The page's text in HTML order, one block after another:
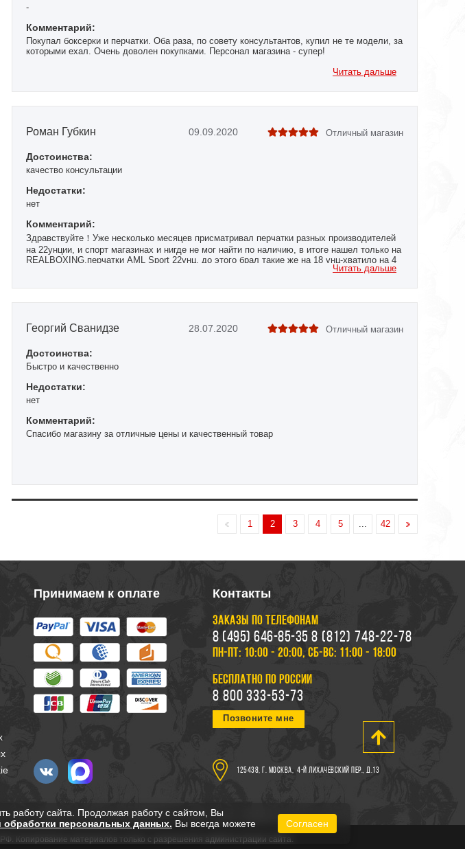
-
Комментарий:
Покупал боксерки и перчатки. Оба раза, по совету консультантов, купил не те модели, за
которыми ехал. Очень доволен покупками. Персонал магазина - супер!
Читать дальше
Роман Губкин 09.09.2020 Отличный магазин
Достоинства:
качество консультации
Недостатки:
нет
Комментарий:
Здравствуйте！Уже несколько месяцев присматривал перчатки разных производителей
на 22унции, и спорт магазинах и нигде не мог найти по наличию, в итоге нашел только на
REALBOXING,перчатки AML Sport 22унц, до этого брал такие же на 18 унц-хватило на 4
Читать дальше
Георгий Сванидзе 28.07.2020 Отличный магазин
Достоинства:
Быстро и качественно
Недостатки:
нет
Комментарий:
Спасибо магазину за отличные цены и качественный товар
1 2 3 4 5 42
Принимаем к оплате Контакты
ЗАКАЗЫ ПО ТЕЛЕФОНАМ
8 (495) 646-85-35 8 (812) 748-22-78
ПН-ПТ: 10:00 - 20:00, СБ-ВС: 11:00 - 18:00
БЕСПЛАТНО ПО РОССИИ
8 800 333-53-73
Позвоните мне
125438, г. Москва, 4-й Лихачевский пер., д.13
Копирование материалов только с разрешения администрации сайта.
работу сайта. Продолжая работу с сайтом, Вы
обработки персональных данных. Вы всегда можете
Согласен